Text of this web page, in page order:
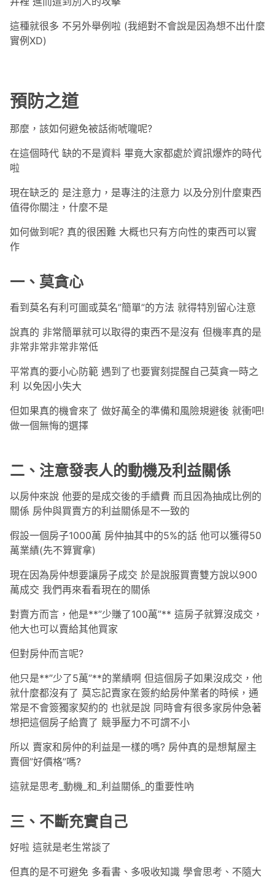
這種就很多 不另外舉例啦 (我絕對不會說是因為想不出什麼
實例XD)
預防之道
那麼，該如何避免被話術唬嚨呢?
在這個時代 缺的不是資料 畢竟大家都處於資訊爆炸的時代
啦
現在缺乏的 是注意力，是專注的注意力 以及分別什麼東西
值得你關注，什麼不是
如何做到呢? 真的很困難 大概也只有方向性的東西可以實
作
一、莫貪心
看到莫名有利可圖或莫名”簡單”的方法 就得特別留心注意
說真的 非常簡單就可以取得的東西不是沒有 但機率真的是
非常非常非常非常低
平常真的要小心防範 遇到了也要實刻提醒自己莫貪一時之
利 以免因小失大
但如果真的機會來了 做好萬全的準備和風險規避後 就衝吧!
做一個無悔的選擇
二、注意發表人的動機及利益關係
以房仲來說 他要的是成交後的手續費 而且因為抽成比例的
關係 房仲與買賣方的利益關係是不一致的
假設一個房子1000萬 房仲抽其中的5%的話 他可以獲得50
萬業績(先不算實拿)
現在因為房仲想要讓房子成交 於是說服買賣雙方說以900
萬成交 我們再來看看現在的關係
對賣方而言，他是**”少賺了100萬”** 這房子就算沒成交，
他大也可以賣給其他買家
但對房仲而言呢?
他只是**”少了5萬”**的業績啊 但這個房子如果沒成交，他
就什麼都沒有了 莫忘記賣家在簽約給房仲業者的時候，通
常是不會簽獨家契約的 也就是說 同時會有很多家房仲急著
想把這個房子給賣了 競爭壓力不可謂不小
所以 賣家和房仲的利益是一樣的嗎? 房仲真的是想幫屋主
賣個”好價格”嗎?
這就是思考_動機_和_利益關係_的重要性吶
三、不斷充實自己
好啦 這就是老生常談了
但真的是不可避免 多看書、多吸收知識 學會思考、不隨大